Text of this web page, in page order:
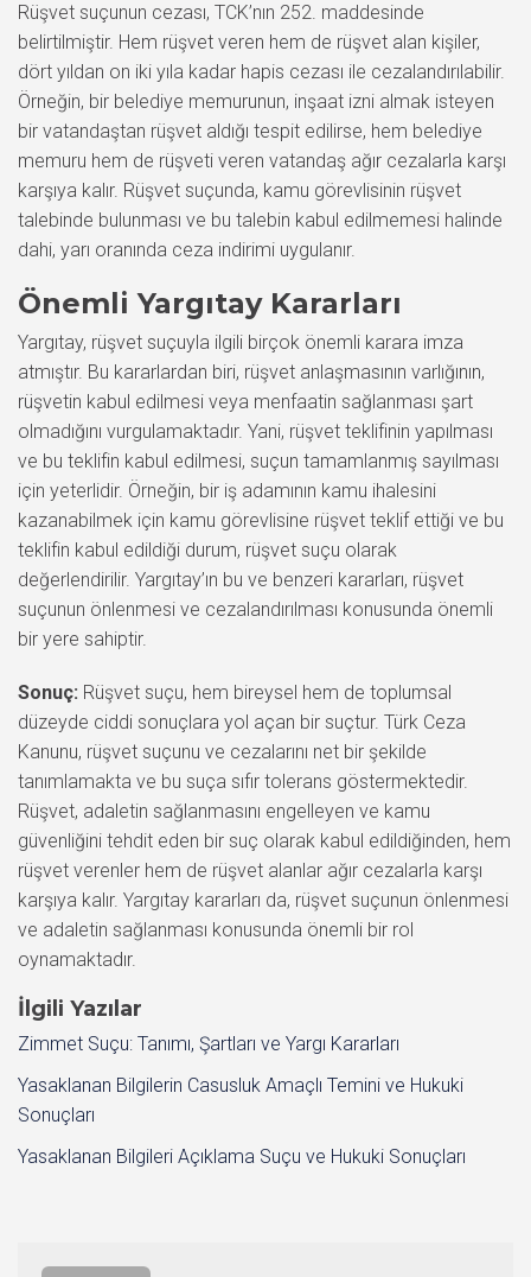
Rüşvet suçunun cezası, TCK’nın 252. maddesinde
belirtilmiştir. Hem rüşvet veren hem de rüşvet alan kişiler,
dört yıldan on iki yıla kadar hapis cezası ile cezalandırılabilir.
Örneğin, bir belediye memurunun, inşaat izni almak isteyen
bir vatandaştan rüşvet aldığı tespit edilirse, hem belediye
memuru hem de rüşveti veren vatandaş ağır cezalarla karşı
karşıya kalır. Rüşvet suçunda, kamu görevlisinin rüşvet
talebinde bulunması ve bu talebin kabul edilmemesi halinde
dahi, yarı oranında ceza indirimi uygulanır.
Önemli Yargıtay Kararları
Yargıtay, rüşvet suçuyla ilgili birçok önemli karara imza
atmıştır. Bu kararlardan biri, rüşvet anlaşmasının varlığının,
rüşvetin kabul edilmesi veya menfaatin sağlanması şart
olmadığını vurgulamaktadır. Yani, rüşvet teklifinin yapılması
ve bu teklifin kabul edilmesi, suçun tamamlanmış sayılması
için yeterlidir. Örneğin, bir iş adamının kamu ihalesini
kazanabilmek için kamu görevlisine rüşvet teklif ettiği ve bu
teklifin kabul edildiği durum, rüşvet suçu olarak
değerlendirilir. Yargıtay’ın bu ve benzeri kararları, rüşvet
suçunun önlenmesi ve cezalandırılması konusunda önemli
bir yere sahiptir.
Sonuç: Rüşvet suçu, hem bireysel hem de toplumsal
düzeyde ciddi sonuçlara yol açan bir suçtur. Türk Ceza
Kanunu, rüşvet suçunu ve cezalarını net bir şekilde
tanımlamakta ve bu suça sıfır tolerans göstermektedir.
Rüşvet, adaletin sağlanmasını engelleyen ve kamu
güvenliğini tehdit eden bir suç olarak kabul edildiğinden, hem
rüşvet verenler hem de rüşvet alanlar ağır cezalarla karşı
karşıya kalır. Yargıtay kararları da, rüşvet suçunun önlenmesi
ve adaletin sağlanması konusunda önemli bir rol
oynamaktadır.
İlgili Yazılar
Zimmet Suçu: Tanımı, Şartları ve Yargı Kararları
Yasaklanan Bilgilerin Casusluk Amaçlı Temini ve Hukuki
Sonuçları
Yasaklanan Bilgileri Açıklama Suçu ve Hukuki Sonuçları